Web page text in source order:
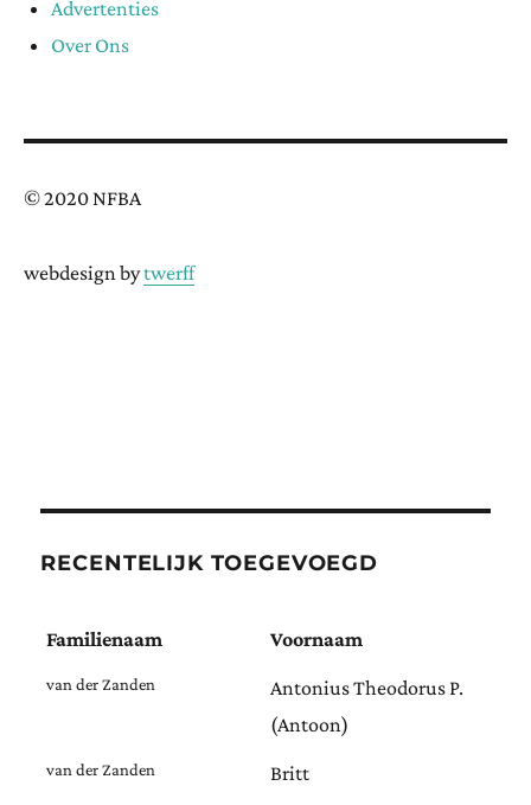
Advertenties
Over Ons
© 2020 NFBA
webdesign bytwerff
RECENTELIJK TOEGEVOEGD
Familienaam Voornaam
van der Zanden
Antonius Theodorus P.
(Antoon)
van der Zanden Britt